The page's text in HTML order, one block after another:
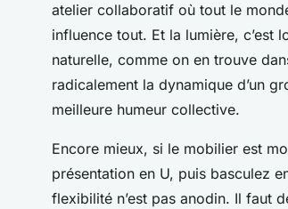
atelier collaboratif où tout le
influence tout. Et la lumière, c’est
naturelle, comme on en trouve
radicalement la dynamique d’un
meilleure humeur collective.
Encore mieux, si le mobilier est
présentation en U, puis basculez
flexibilité n’est pas anodin. Il faut